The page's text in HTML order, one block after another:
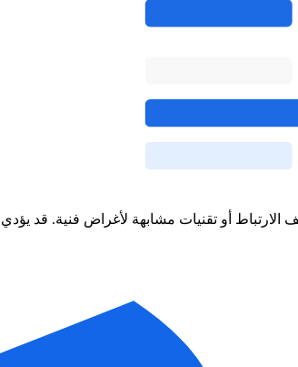
أو تقنيات مشابهة لأغراض فنية. قد